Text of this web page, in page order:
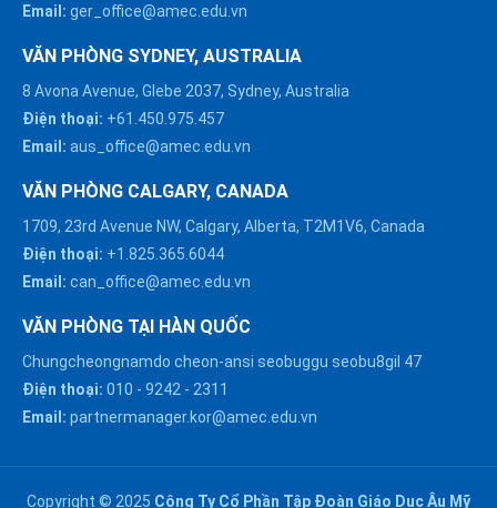
Email: ger_office@amec.edu.vn
VĂN PHÒNG SYDNEY, AUSTRALIA
8 Avona Avenue, Glebe 2037, Sydney, Australia
Điện thoại: +61.450.975.457
Email: aus_office@amec.edu.vn
VĂN PHÒNG CALGARY, CANADA
1709, 23rd Avenue NW, Calgary, Alberta, T2M1V6, Canada
Điện thoại: +1.825.365.6044
Email: can_office@amec.edu.vn
VĂN PHÒNG TẠI HÀN QUỐC
Chungcheongnamdo cheon-ansi seobuggu seobu8gil 47
Điện thoại: 010 - 9242 - 2311
Email: partnermanager.kor@amec.edu.vn
Copyright © 2025 Công Ty Cổ Phần Tập Đoàn Giáo Dục Âu Mỹ
HÀ NỘI :
0914863466
ĐÀ NẴNG :
0916082128